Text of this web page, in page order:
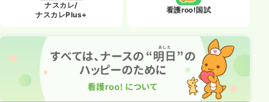
ナスカレ/
ナスカレPlus+
看護roo!国試